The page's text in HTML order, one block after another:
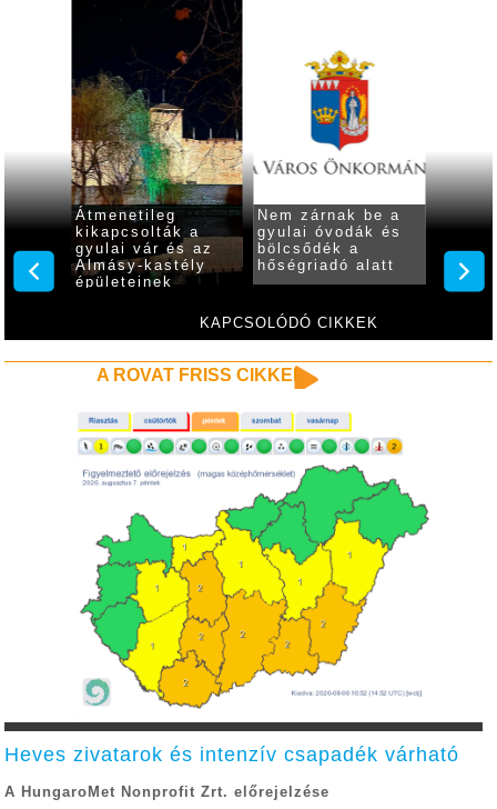
KAPCSOLÓDÓ CIKKEK
Átmenetileg
kikapcsolták a
gyulai vár és az
Almásy-kastély
épületeinek
Nem zárnak be a
gyulai óvodák és
bölcsődék a
hőségriadó alatt
A ROVAT FRISS CIKKEI
Heves zivatarok és intenzív csapadék várható
A HungaroMet Nonprofit Zrt. előrejelzése